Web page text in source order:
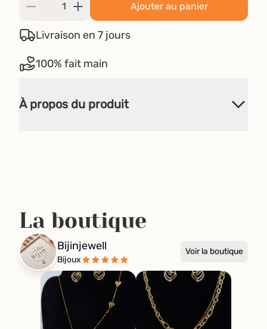
Ajouter au panier
Livraison en 7 jours
100% fait main
À propos du produit
La boutique
Bijinjewell
Bijoux
Voir la boutique